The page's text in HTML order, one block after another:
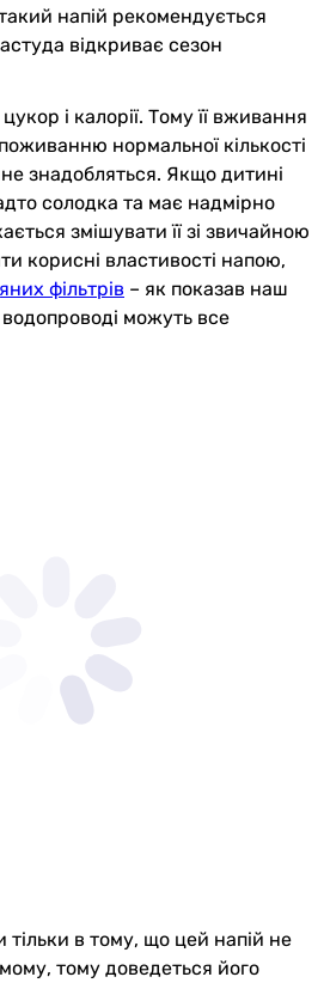
напій рекомендується
відкриває сезон
і калорії. Тому її вживання
нормальної кількості
не знадобляться. Якщо дитині
солодка та має надмірно
змішувати її зі звичайною
корисні властивості напою,
фільтрів – як показав наш
можуть все
тільки в тому, що цей напій не
тому доведеться його